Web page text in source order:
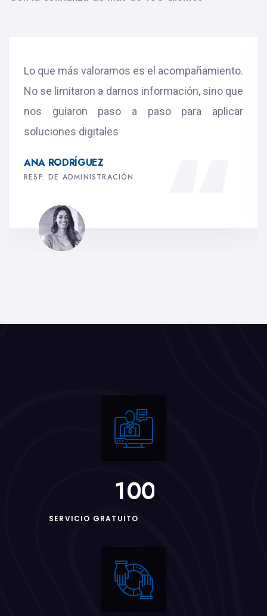
Lo que más valoramos es el acompañamiento.
No se limitaron a darnos información, sino que
nos guiaron paso a paso para aplicar
soluciones digitales
ANA RODRÍGUEZ
RESP. DE ADMINISTRACIÓN
100
SERVICIO GRATUITO